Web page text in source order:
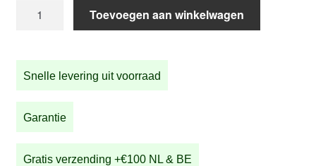
met
spanbanden
Toevoegen aan winkelwagen
Snelle levering uit voorraad
Garantie
Gratis verzending +€100 NL & BE